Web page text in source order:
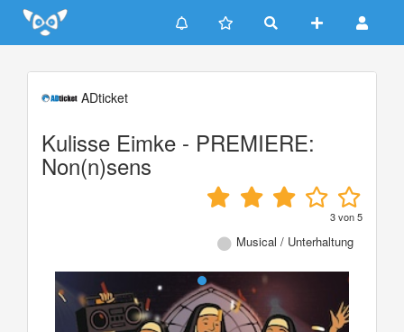
Update cookies preferences
ADticket
Kulisse Eimke - PREMIERE:
Non(n)sens
3von5
Musical / Unterhaltung